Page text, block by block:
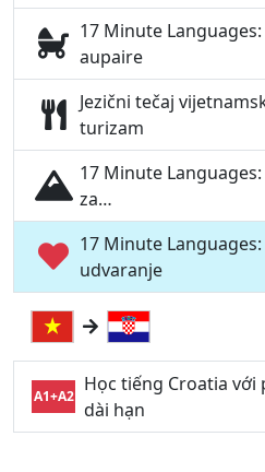
17 Minute
aupaire
Jezični tečaj
turizam
17 Minute
za…
17 Minute
udvaranje
A1+A2
Học tiếng Croatia
dài hạn